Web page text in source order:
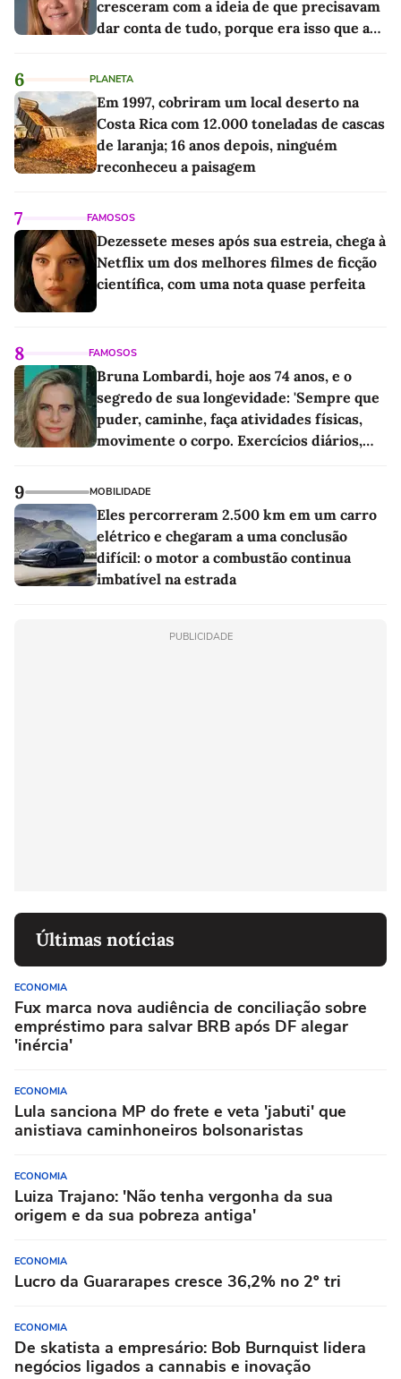
cresceram com a ideia de que precisavam
dar conta de tudo, porque era isso que a
6 PLANETA
Em 1997, cobriram um local deserto na
Costa Rica com 12.000 toneladas de cascas
de laranja; 16 anos depois, ninguém
reconheceu a paisagem
7 FAMOSOS
Dezessete meses após sua estreia, chega à
Netflix um dos melhores filmes de ficção
científica, com uma nota quase perfeita
8 FAMOSOS
Bruna Lombardi, hoje aos 74 anos, e o
segredo de sua longevidade: 'Sempre que
puder, caminhe, faça atividades físicas,
movimente o corpo. Exercícios diários,
9 MOBILIDADE
Eles percorreram 2.500 km em um carro
elétrico e chegaram a uma conclusão
difícil: o motor a combustão continua
imbatível na estrada
PUBLICIDADE
Últimas notícias
ECONOMIA
Fux marca nova audiência de conciliação sobre
empréstimo para salvar BRB após DF alegar
'inércia'
ECONOMIA
Lula sanciona MP do frete e veta 'jabuti' que
anistiava caminhoneiros bolsonaristas
ECONOMIA
Luiza Trajano: 'Não tenha vergonha da sua
origem e da sua pobreza antiga'
ECONOMIA
Lucro da Guararapes cresce 36,2% no 2º tri
ECONOMIA
De skatista a empresário: Bob Burnquist lidera
negócios ligados a cannabis e inovação